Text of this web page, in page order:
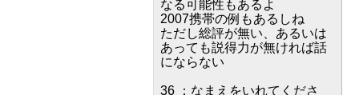
なる可能性もあるよ
2007携帯の例もあるしね
ただし総評が無い、あるいは
あっても説得力が無ければ話
にならない
36 ：なまえをいれてくださ